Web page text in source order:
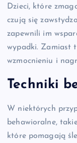
Dzieci, które
czują się
zapewnili im
wypadki. Zamiast
wzmocnieniu i
Techniki
W niektórych
behawioralne,
które pomagają